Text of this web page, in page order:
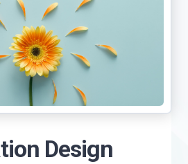
Design